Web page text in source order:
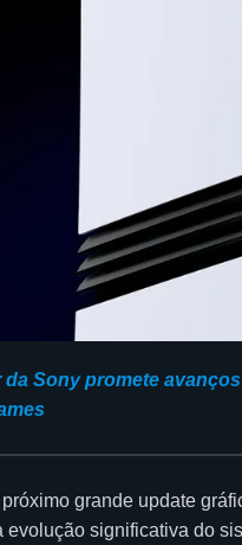
Sony promete
grande update
significativa do